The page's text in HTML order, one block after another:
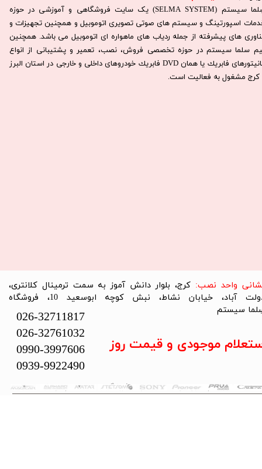
سِلما سيستم (SELMA SYSTEM) یک سایت فروشگاهی و آموزشی در حوزه
اسپورتینگ و سیستم های صوتی تصویری اتوموبیل و همچنین تجهیزات و
های پیشرفته از جمله ردیاب های ماهواره ای اتوموبیل می باشد. همچنين
سلما سيستم در حوزه تخصصی فروش، نصب، تعمير و پشتيبانی از انواع
مانيتورهای فابريك يا همان DVD فابريك خودروهای داخلی و خارجی در استان البرز
كرج مشغول به فعاليت است.​​​​​​​
تمام حقوق این سایت متعلق به فروشگاه سلما سیستم می‌باشد.
واحد نصب: کرج، بلوار دانش آموز به سمت ترمینال کلانتری،
دولت آباد، خیابان نشاط، نبش کوچه ابوسعید 10، فروشگاه
سیستم​​​​​​​
026-32711817
026-32761032
0990-3997606
0939-9922490
موجودی و قیمت روز